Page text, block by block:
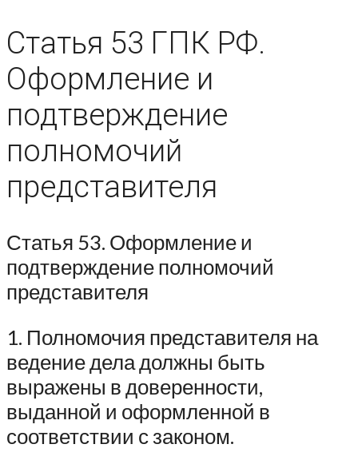
Статья 53 ГПК РФ.
Оформление и
подтверждение
полномочий
представителя
Статья 53. Оформление и
подтверждение полномочий
представителя
1. Полномочия представителя на
ведение дела должны быть
выражены в доверенности,
выданной и оформленной в
соответствии с законом.